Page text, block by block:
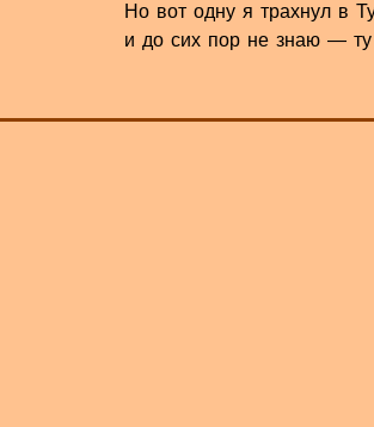
Но вот одну я трахнул в
и до сих пор не знаю —